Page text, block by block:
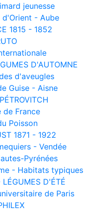
jeunesse
- Aube
1815 - 1852
D'AUTOMNE
d'aveugles
Guise - Aisne
de France
Poisson
1871 - 1922
- Vendée
Pyrénées
- Habitats typiques
D'ÉTÉ
de Paris